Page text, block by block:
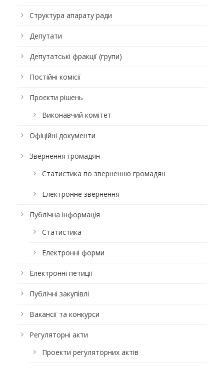
Структура апарату ради
Депутати
Депутатські фракції (групи)
Постійні комісії
Проєкти рішень
Виконавчий комітет
Офіційні документи
Звернення громадян
Статистика по зверненню громадян
Електронне звернення
Публічна інформація
Статистика
Електронні форми
Електронні петиції
Публічні закупівлі
Вакансії та конкурси
Регуляторні акти
Проекти регуляторних актів